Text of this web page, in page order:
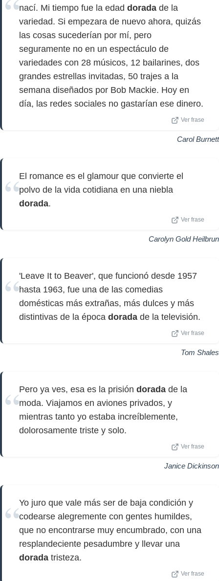
nací. Mi tiempo fue la edad dorada de la
variedad. Si empezara de nuevo ahora, quizás
las cosas sucederían por mí, pero
seguramente no en un espectáculo de
variedades con 28 músicos, 12 bailarines, dos
grandes estrellas invitadas, 50 trajes a la
semana diseñados por Bob Mackie. Hoy en
día, las redes sociales no gastarían ese dinero.
Ver frase
Carol Burnett
El romance es el glamour que convierte el
polvo de la vida cotidiana en una niebla
dorada.
Ver frase
Carolyn Gold Heilbrun
'Leave It to Beaver', que funcionó desde 1957
hasta 1963, fue una de las comedias
domésticas más extrañas, más dulces y más
distintivas de la época dorada de la televisión.
Ver frase
Tom Shales
Pero ya ves, esa es la prisión dorada de la
moda. Viajamos en aviones privados, y
mientras tanto yo estaba increíblemente,
dolorosamente triste y solo.
Ver frase
Janice Dickinson
Yo juro que vale más ser de baja condición y
codearse alegremente con gentes humildes,
que no encontrarse muy encumbrado, con una
resplandeciente pesadumbre y llevar una
dorada tristeza.
Ver frase